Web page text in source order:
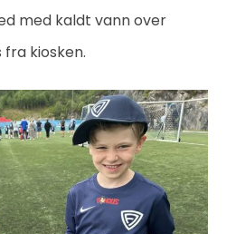
med kaldt vann over
fra kiosken.